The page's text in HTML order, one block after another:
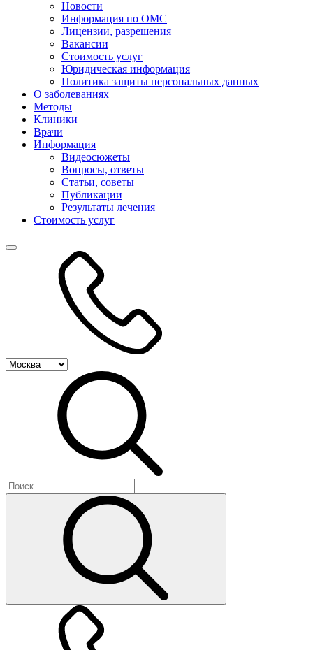
Новости
Информация по ОМС
Лицензии, разрешения
Вакансии
Стоимость услуг
Юридическая информация
Политика защиты персональных данных
О заболеваниях
Методы
Клиники
Врачи
Информация
Видеосюжеты
Вопросы, ответы
Статьи, советы
Публикации
Результаты лечения
Стоимость услуг